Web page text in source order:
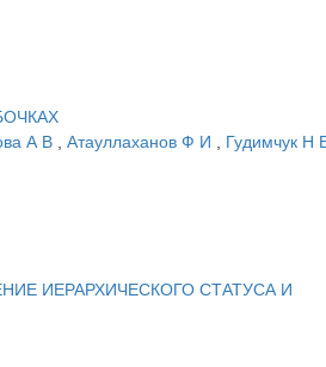
А В , Атауллаханов Ф И , Гудимчук Н
ИЕРАРХИЧЕСКОГО СТАТУСА И